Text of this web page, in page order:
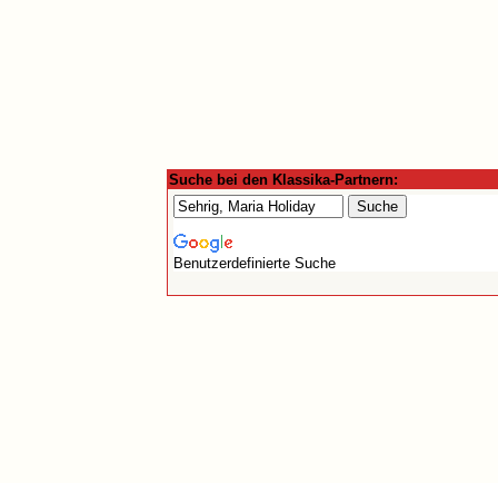
Suche bei den Klassika-Partnern:
Benutzerdefinierte Suche